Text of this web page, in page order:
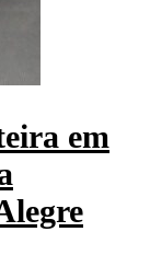
em